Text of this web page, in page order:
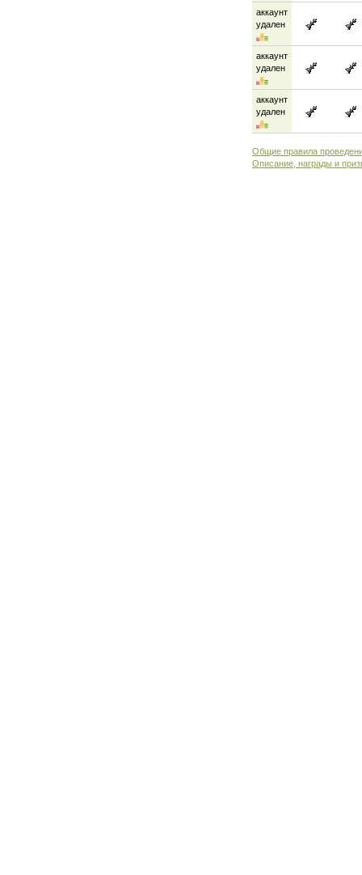
аккаунт
удален
аккаунт
удален
аккаунт
удален
Общие правила
Описание, награды и